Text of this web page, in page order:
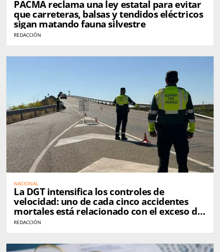
PACMA reclama una ley estatal para evitar
que carreteras, balsas y tendidos eléctricos
sigan matando fauna silvestre
REDACCIÓN
NACIONAL
La DGT intensifica los controles de
velocidad: uno de cada cinco accidentes
mortales está relacionado con el exceso de
velocidad
REDACCIÓN